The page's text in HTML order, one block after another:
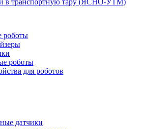
в транспортную тару (ЯСНО-УТМ)
роботы
для роботов
датчики